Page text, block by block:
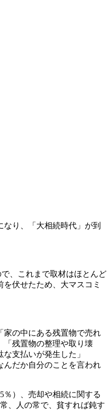
り、「大相続時代」が到
、これまで取材はほとんど
伏せたため、大マスコミ
家の中にある残置物で売れ
「残置物の整理や取り壊
支払いが発生した」
んだか自分のことを言われ
）、売却や相続に関する
、人の常で、貧すれば鈍す